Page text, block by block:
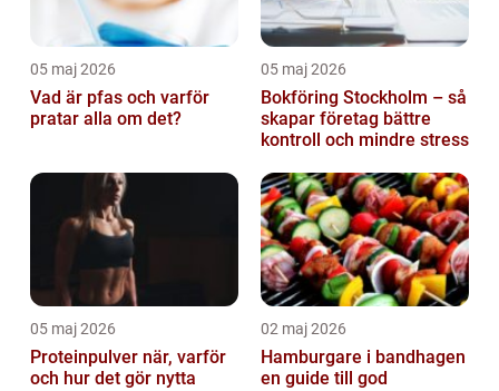
05 maj 2026
Vad är pfas och varför
pratar alla om det?
05 maj 2026
Bokföring Stockholm – så
skapar företag bättre
kontroll och mindre stress
05 maj 2026
Proteinpulver när, varför
och hur det gör nytta
02 maj 2026
Hamburgare i bandhagen
en guide till god